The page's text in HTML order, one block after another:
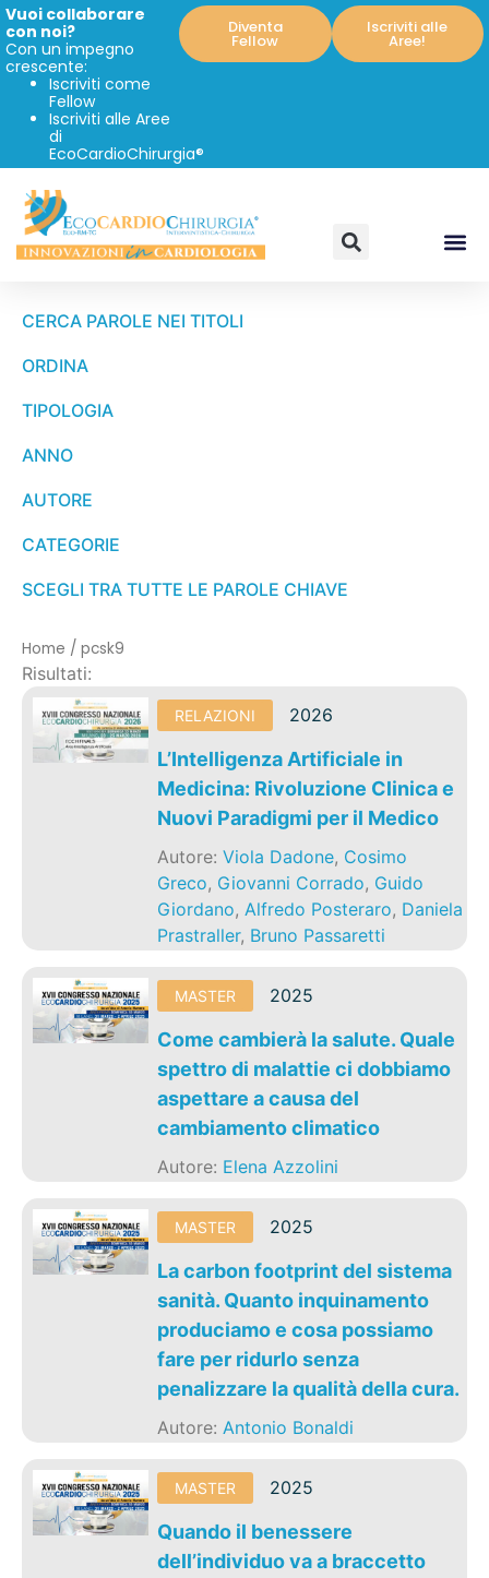
Vuoi collaborare
con noi?
Con un impegno
crescente:
Iscriviti come
Fellow
Iscriviti alle Aree
di
EcoCardioChirurgia®
Diventa
Fellow
Iscriviti alle
Aree!
CERCA PAROLE NEI TITOLI
ORDINA
TIPOLOGIA
ANNO
AUTORE
CATEGORIE
SCEGLI TRA TUTTE LE PAROLE CHIAVE
Home / pcsk9
Risultati:
RELAZIONI 2026
L’Intelligenza Artificiale in
Medicina: Rivoluzione Clinica e
Nuovi Paradigmi per il Medico
Autore:Viola Dadone, Cosimo
Greco, Giovanni Corrado, Guido
Giordano,Alfredo Posteraro, Daniela
Prastraller, Bruno Passaretti
MASTER 2025
Come cambierà la salute. Quale
spettro di malattie ci dobbiamo
aspettare a causa del
cambiamento climatico
Autore: Elena Azzolini
MASTER 2025
La carbon footprint del sistema
sanità. Quanto inquinamento
produciamo e cosa possiamo
fare per ridurlo senza
penalizzare la qualità della cura.
Autore:Antonio Bonaldi
MASTER 2025
Quando il benessere
dell’individuo va a braccetto